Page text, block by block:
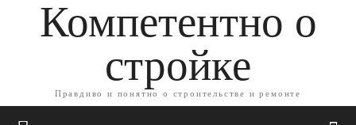
Компетентно о
стройке
Правдиво и понятно о строительстве и ремонте